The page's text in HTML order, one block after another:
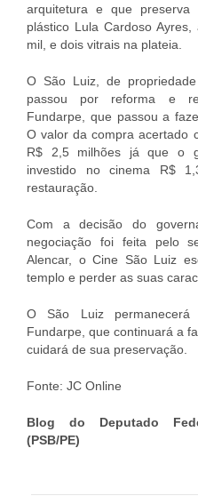
arquitetura e que
plástico Lula Cardoso
mil, e dois vitrais na plateia.
O São Luiz, de
passou por reforma e
Fundarpe, que passou a
O valor da compra acertado
R$ 2,5 milhões já que o
investido no cinema R$
restauração.
Com a decisão do
negociação foi feita pelo
Alencar, o Cine São Luiz
templo e perder as suas
O São Luiz
Fundarpe, que continuará a
cuidará de sua preservação.
Fonte: JC Online
Blog do Deputado
(PSB/PE)